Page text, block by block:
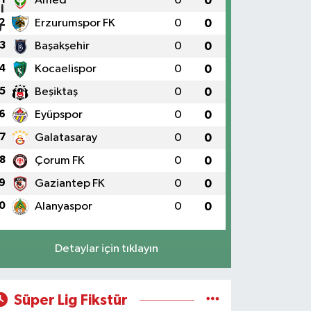
Erzurumspor FK 0 0
3 Başakşehir 0 0
Kocaelispor 0 0
5 Beşiktaş 0 0
Eyüpspor 0 0
7 Galatasaray 0 0
8 Çorum FK 0 0
Gaziantep FK 0 0
Alanyaspor 0 0
Detaylar için tıklayın
Süper Lig Fikstür